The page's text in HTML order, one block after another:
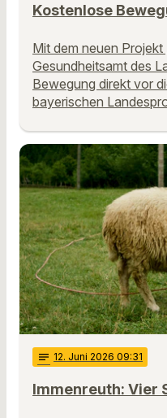
Kostenlose
Mit dem neuen
Gesundheitsamt des
Bewegung direkt vor
bayerischen
notes 12. Juni 2026 09:31
Immenreuth: Vier